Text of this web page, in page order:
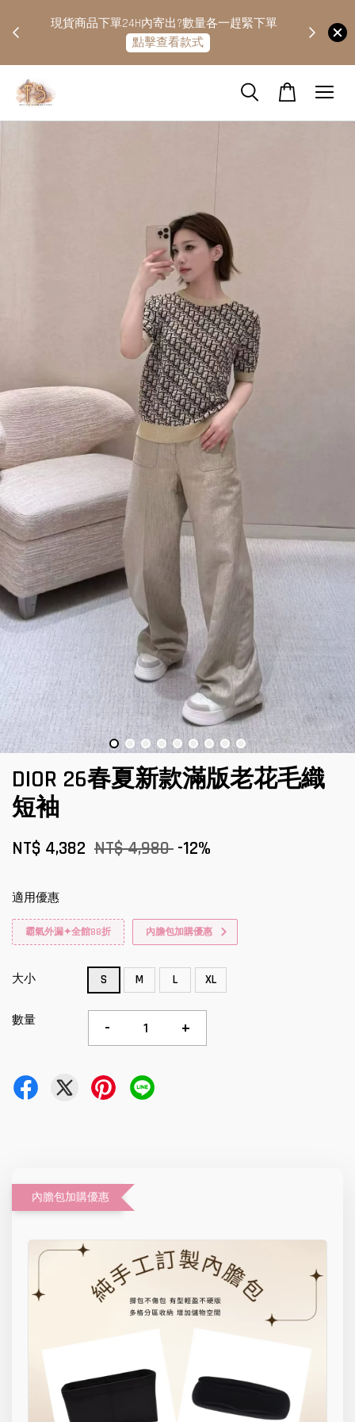
現貨商品下單24H內寄出?數量各一趕緊下單
點擊查看款式
DIOR 26春夏新款滿版老花毛織
短袖
NT$ 4,382 NT$ 4,980 -12%
適用優惠
霸氣外漏✦全館88折 內膽包加購優惠
大小 S M L XL
數量 - +
內膽包加購優惠